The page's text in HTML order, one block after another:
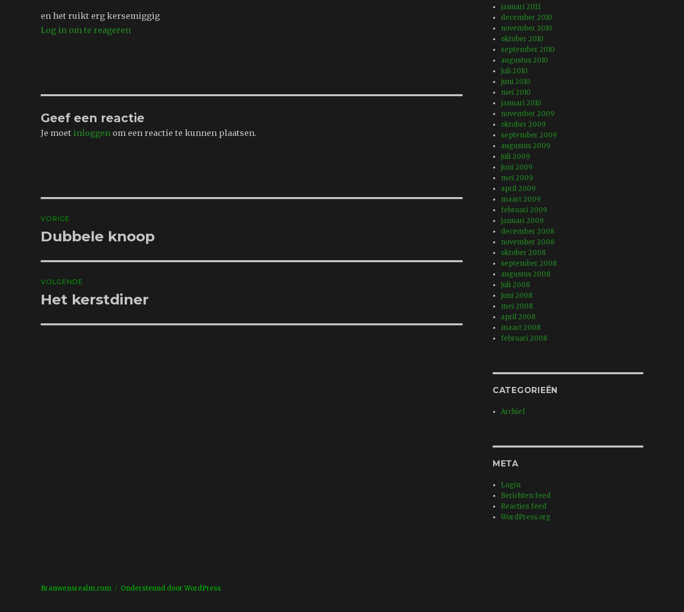
en het ruikt erg kersemiggig
Log in om te reageren
Geef een reactie
Je moet inloggen om een reactie te kunnen plaatsen.
navigatie
VORIGE
Vorig
Dubbele knoop
VOLGENDE
Volgend
Het kerstdiner
januari 2011
december 2010
november 2010
oktober 2010
september 2010
augustus 2010
juli 2010
juni 2010
mei 2010
januari 2010
november 2009
oktober 2009
september 2009
augustus 2009
juli 2009
juni 2009
mei 2009
april 2009
maart 2009
februari 2009
januari 2009
december 2008
november 2008
oktober 2008
september 2008
augustus 2008
juli 2008
juni 2008
mei 2008
april 2008
maart 2008
februari 2008
CATEGORIEËN
Archief
META
Login
Berichten feed
Reacties feed
WordPress.org
Branwensrealm.com Ondersteund door WordPress